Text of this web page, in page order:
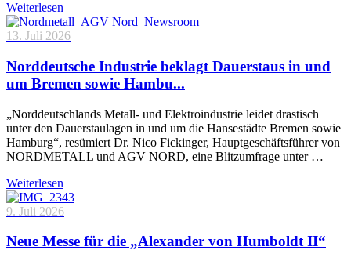
Weiterlesen
13. Juli 2026
Norddeutsche Industrie beklagt Dauerstaus in und
um Bremen sowie Hambu...
„Norddeutschlands Metall- und Elektroindustrie leidet drastisch
unter den Dauerstaulagen in und um die Hansestädte Bremen sowie
Hamburg“, resümiert Dr. Nico Fickinger, Hauptgeschäftsführer von
NORDMETALL und AGV NORD, eine Blitzumfrage unter …
Weiterlesen
9. Juli 2026
Neue Messe für die „Alexander von Humboldt II“